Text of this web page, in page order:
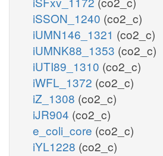
iSSON_1240 (co2_c)
iUMN146_1321 (co2_c)
iUMNK88_1353 (co2_c)
iUTI89_1310 (co2_c)
iWFL_1372 (co2_c)
iZ_1308 (co2_c)
iJR904 (co2_c)
e_coli_core (co2_c)
iYL1228 (co2_c)